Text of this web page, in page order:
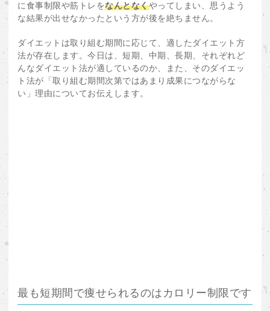
に食事制限や筋トレをなんとなくやってしまい、思うよう
な結果が出せなかったという方が後を絶ちません。
ダイエットは取り組む期間に応じて、適したダイエット方
法が存在します。今日は、短期、中期、長期、それぞれど
んなダイエット法が適しているのか、また、そのダイエッ
ト法が「取り組む期間次第ではあまり成果につながらな
い」理由についてお伝えします。
最も短期間で痩せられるのはカロリー制限です